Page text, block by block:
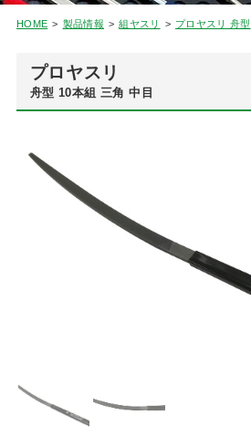
HOME 製品情報 組ヤスリ プロヤスリ 舟型
プロヤスリ
舟型 10本組 三角 中目